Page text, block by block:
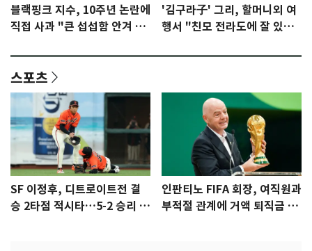
블랙핑크 지수, 10주년 논란에
직접 사과 "큰 섭섭함 안겨 미
'김구라子' 그리, 할머니외 여
행서 "친모 전라도에 잘 있
스포츠
SF 이정후, 디트로이트전 결
승 2타점 적시타…5-2 승리 견
인판티노 FIFA 회장, 여직원과
부적절 관계에 거액 퇴직금 지